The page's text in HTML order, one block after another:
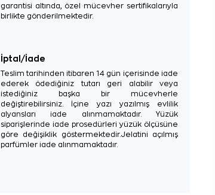
garantisi altında, özel mücevher sertifikalarıyla
birlikte gönderilmektedir.
İptal/İade
Teslim tarihinden itibaren 14 gün içerisinde iade
ederek ödediğiniz tutarı geri alabilir veya
istediğiniz başka bir mücevherle
değiştirebilirsiniz. İçine yazı yazılmış evlilik
alyansları iade alınmamaktadır. Yüzük
siparişlerinde iade prosedürleri yüzük ölçüsüne
göre değişiklik göstermektedir.Jelatini açılmış
parfümler iade alınmamaktadır.